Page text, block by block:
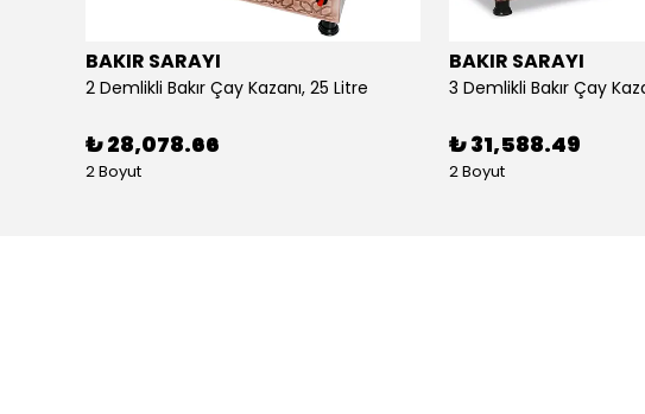
BAKIR SARAYI
2 Demlikli Bakır Çay Kazanı, 25 Litre
₺ 28,078.66
2 Boyut
BAKIR SARAYI
₺ 31,588.49
2 Boyut